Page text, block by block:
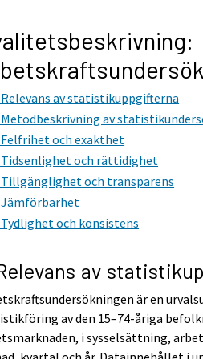
Relevans av statistikuppgifterna
Metodbeskrivning av
Felfrihet och exakthet
Tidsenlighet och rättidighet
Tillgänglighet och transparens
Jämförbarhet
Tydlighet och konsistens
av
är en
av den 15–74-åriga
i sysselsättning,